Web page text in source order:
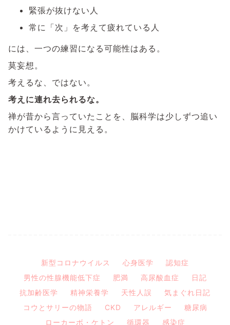
緊張が抜けない人
常に「次」を考えて疲れている人
には、一つの練習になる可能性はある。
莫妄想。
考えるな、ではない。
考えに連れ去られるな。
禅が昔から言っていたことを、脳科学は少しずつ追い
かけているように見える。
新型コロナウイルス 心身医学
認知症
男性の性腺機能低下症
肥満 高尿酸血症
日記
抗加齢医学
精神栄養学 天性人誤
気まぐれ日記
コウとサリーの物語
CKD アレルギー
糖尿病
ローカーボ・ケトン
循環器 感染症